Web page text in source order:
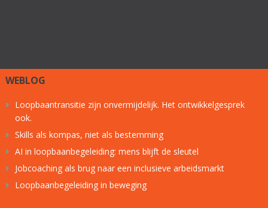
WEBLOG
Loopbaantransitie zijn onvermijdelijk. Het ontwikkelgesprek
ook.
Skills als kompas, niet als bestemming
AI in loopbaanbegeleiding: mens blijft de sleutel
Jobcoaching als brug naar een inclusieve arbeidsmarkt
Loopbaanbegeleiding in beweging